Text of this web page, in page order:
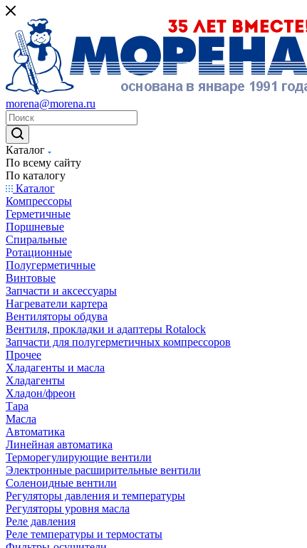
morena@morena.ru
Каталог
По всему сайту
По каталогу
Каталог
Компрессоры
Герметичные
Поршневые
Спиральные
Ротационные
Полугерметичные
Винтовые
Запчасти и аксессуары
Нагреватели картера
Вентиляторы обдува
Вентиля, прокладки и адаптеры Rotalock
Запчасти для полугерметичных компрессоров
Прочее
Хладагенты и масла
Хладагенты
Хладон/фреон
Тара
Масла
Автоматика
Линейная автоматика
Терморегулирующие вентили
Электронные расширительные вентили
Соленоидные вентили
Регуляторы давления и температуры
Регуляторы уровня масла
Реле давления
Реле температуры и термостаты